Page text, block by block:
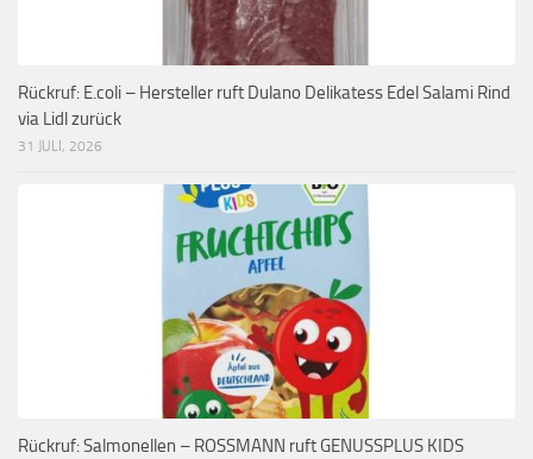
Rückruf: E.coli – Hersteller ruft Dulano Delikatess Edel Salami Rind
via Lidl zurück
31 JULI, 2026
Rückruf: Salmonellen – ROSSMANN ruft GENUSSPLUS KIDS